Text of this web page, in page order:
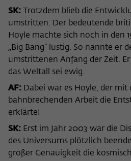
SK: Trotzdem blieb die
umstritten. Der bedeutende
Hoyle machte sich noch in den
„Big Bang“ lustig. So nannte er
umstrittenen Anfang der Zeit.
das Weltall sei ewig.
AF: Dabei war es Hoyle, der mit
bahnbrechenden Arbeit die
erklärte!
SK: Erst im Jahr 2003 war die
des Universums plötzlich
großer Genauigkeit die